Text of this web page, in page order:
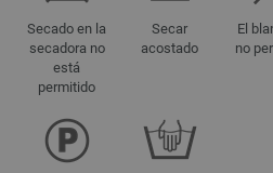
Secado en la
secadora no
está
permitido
Secar
acostado
El
no